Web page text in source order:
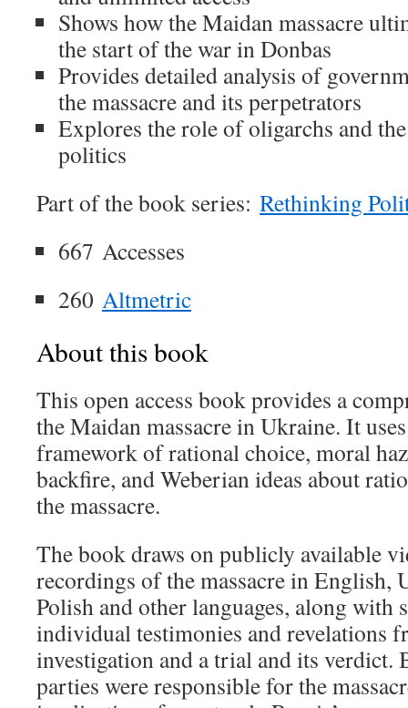
Shows how the Maidan massacre
the start of the war in Donbas
Provides detailed analysis of
the massacre and its perpetrators
Explores the role of oligarchs and
politics
Part of the book series: Rethinking
667 Accesses
260 Altmetric
About this book
This open access book provides a
the Maidan massacre in Ukraine. It
framework of rational choice, moral
backfire, and Weberian ideas about
the massacre.
The book draws on publicly available
recordings of the massacre in English,
Polish and other languages, along with
individual testimonies and revelations
investigation and a trial and its verdict.
parties were responsible for the